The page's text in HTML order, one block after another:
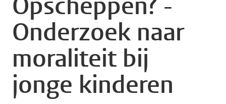
Onderzoek naar
moraliteit bij
jonge kinderen